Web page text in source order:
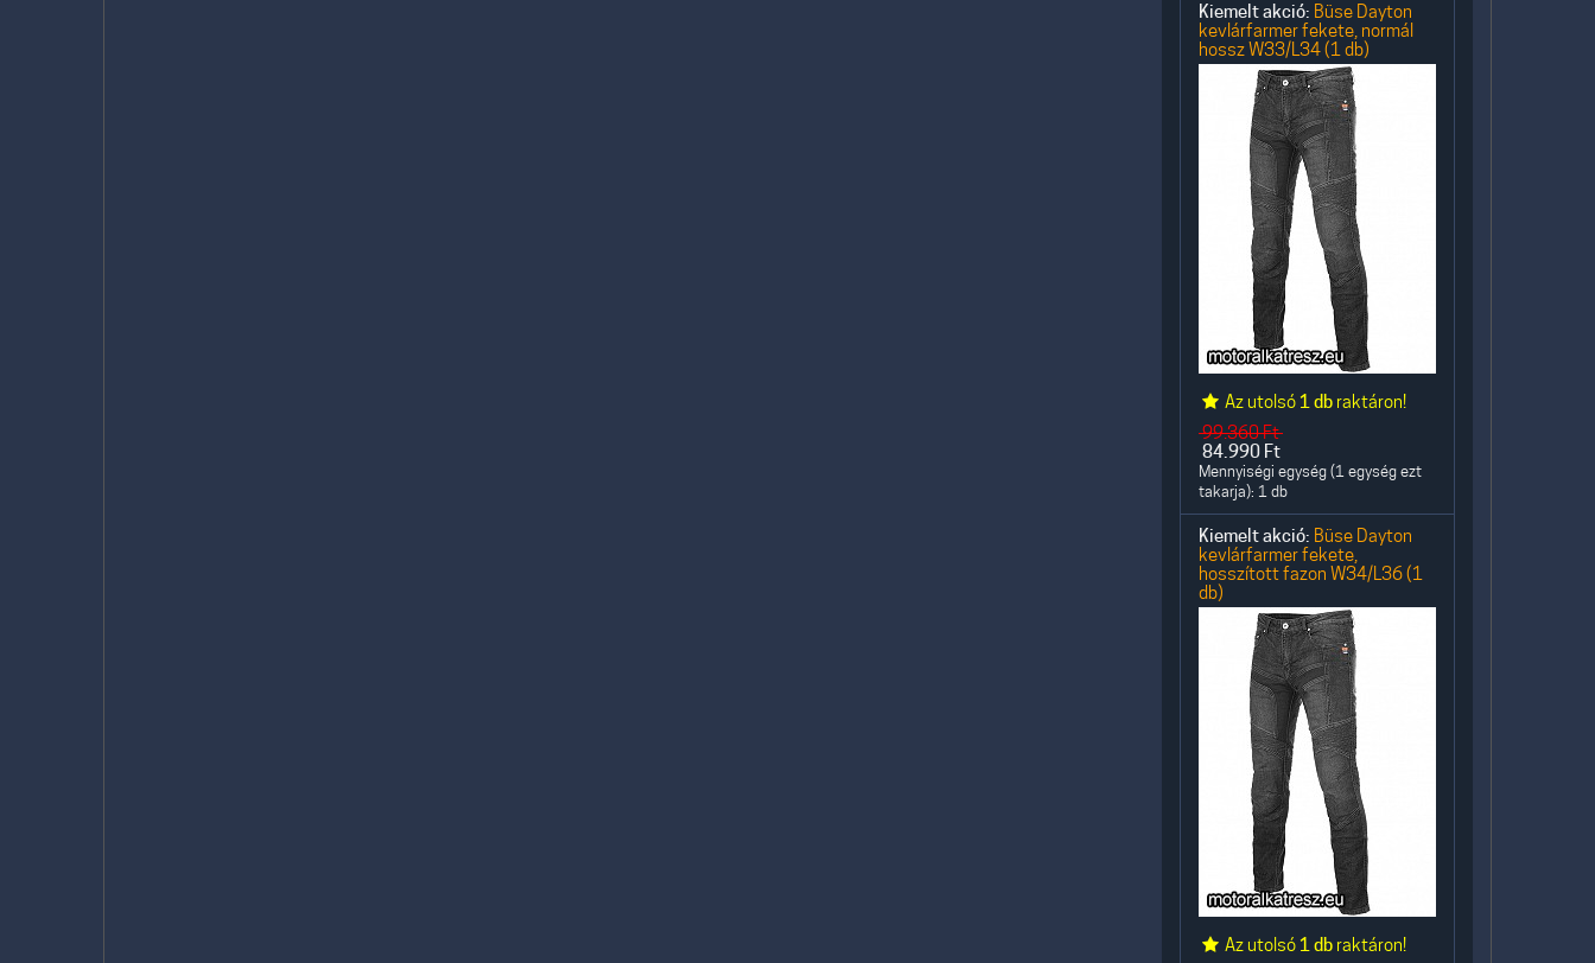
Kiemelt akció: Büse Dayton
kevlárfarmer fekete, normál
hossz W33/L34 (1 db)
Az utolsó 1 db raktáron!
99.360Ft
84.990 Ft
Mennyiségi egység (1 egység ezt
takarja): 1 db
Kiemelt akció: Büse Dayton
kevlárfarmer fekete,
hosszított fazon W34/L36 (1
db)
Az utolsó 1 db raktáron!